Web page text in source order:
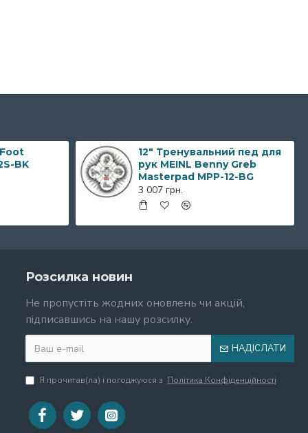
BK
12" Тренувальний пед для
рук MEINL Benny Greb
Masterpad MPP-12-BG
3 007 грн.
Розсилка новин
Не пропустіть жодних оновлень чи акцій,
підписавшись на нашу розсилку.
НАДІСЛАТИ
Я прочитав(ла) і погоджуюся з Політика Конфіденційності